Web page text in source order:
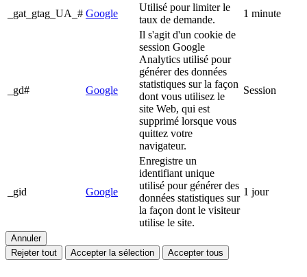
_gat_gtag_UA_# Google
Utilisé pour limiter le
taux de demande.
1 minute
_gd# Google
Il s'agit d'un cookie de
session Google
Analytics utilisé pour
générer des données
statistiques sur la façon
dont vous utilisez le
site Web, qui est
supprimé lorsque vous
quittez votre
navigateur.
Session
_gid Google
Enregistre un
identifiant unique
utilisé pour générer des
données statistiques sur
la façon dont le visiteur
utilise le site.
1 jour
Annuler
Rejeter tout
Accepter la sélection Accepter tous